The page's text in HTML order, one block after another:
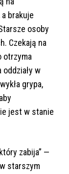
brakuje
osoby
Czekają na
otrzyma
w
grypa,
jest w stanie
zabija” —
starszym